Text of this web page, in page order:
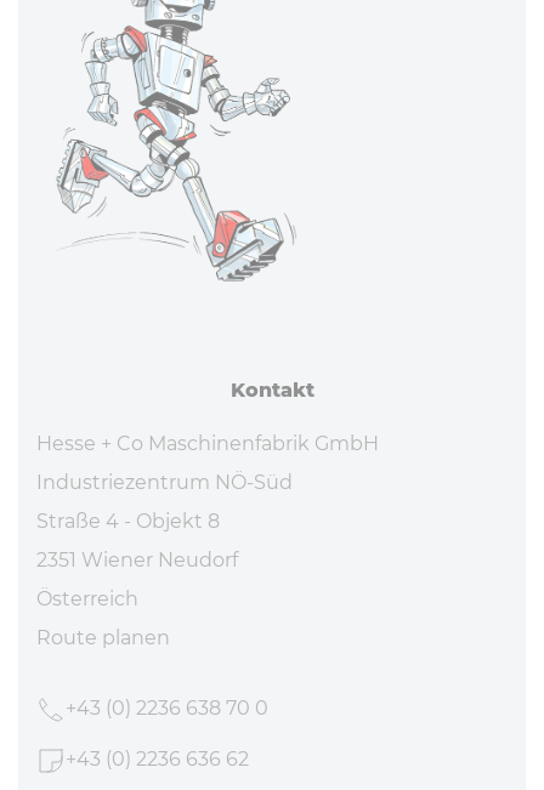
Kontakt
Hesse + Co Maschinenfabrik GmbH
Industriezentrum NÖ-Süd
Straße 4 - Objekt 8
2351 Wiener Neudorf
Österreich
Route planen
+43 (0) 2236 638 70 0
+43 (0) 2236 636 62